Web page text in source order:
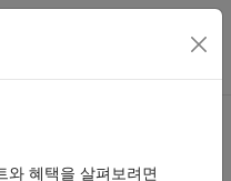
토글
와 혜택을 살펴보려면